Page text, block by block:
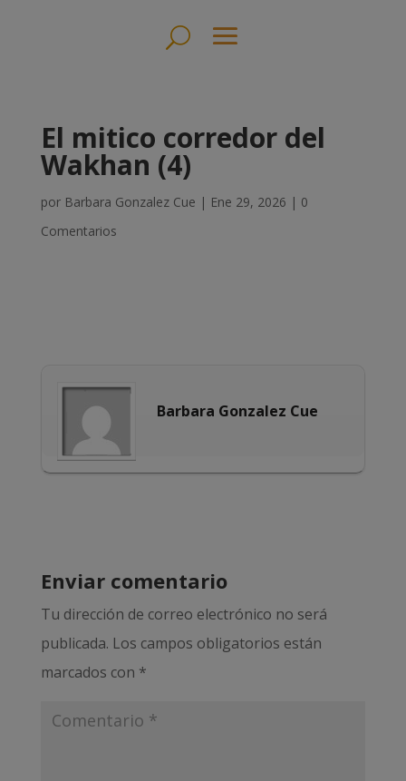
El mitico corredor del
Wakhan (4)
por Barbara Gonzalez Cue | Ene 29, 2026 | 0
Comentarios
Barbara Gonzalez Cue
Enviar comentario
Tu dirección de correo electrónico no será
publicada. Los campos obligatorios están
marcados con *